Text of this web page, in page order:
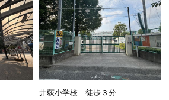
井荻小学校 徒歩３分